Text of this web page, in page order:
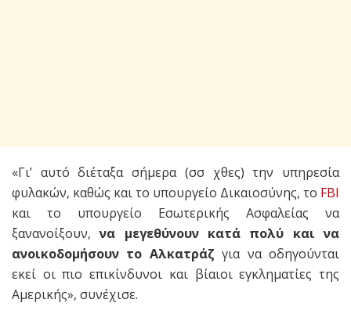
«Γι’ αυτό διέταξα σήμερα (σσ χθες) την υπηρεσία
φυλακών, καθώς και το υπουργείο Δικαιοσύνης, το FBI
και το υπουργείο Εσωτερικής Ασφαλείας να
ξανανοίξουν,να μεγεθύνουν κατά πολύ και να
ανοικοδομήσουν το Αλκατράζ για να οδηγούνται
εκεί οι πιο επικίνδυνοι και βίαιοι εγκληματίες της
Αμερικής», συνέχισε.